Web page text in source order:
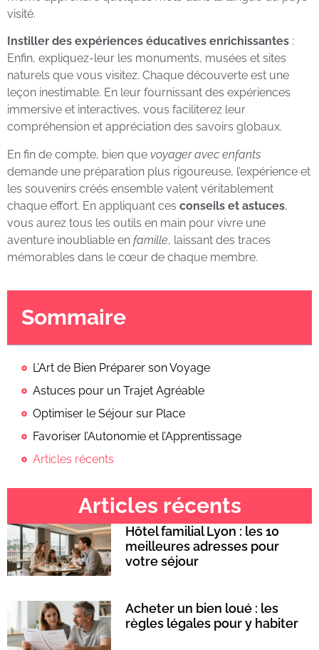
visité.
Instiller des expériences éducatives enrichissantes :
Enfin, expliquez-leur les monuments, musées et sites
naturels que vous visitez. Chaque découverte est une
leçon inestimable. En leur fournissant des expériences
immersive et interactives, vous faciliterez leur
compréhension et appréciation des savoirs globaux.
En fin de compte, bien que voyager avec enfants
demande une préparation plus rigoureuse, l’expérience et
les souvenirs créés ensemble valent véritablement
chaque effort. En appliquant ces conseils et astuces,
vous aurez tous les outils en main pour vivre une
aventure inoubliable en famille, laissant des traces
mémorables dans le cœur de chaque membre.
Sommaire
L’Art de Bien Préparer son Voyage
Astuces pour un Trajet Agréable
Optimiser le Séjour sur Place
Favoriser l’Autonomie et l’Apprentissage
Articles récents
Articles récents
Hôtel familial Lyon : les 10
meilleures adresses pour
votre séjour
Acheter un bien loué : les
règles légales pour y habiter